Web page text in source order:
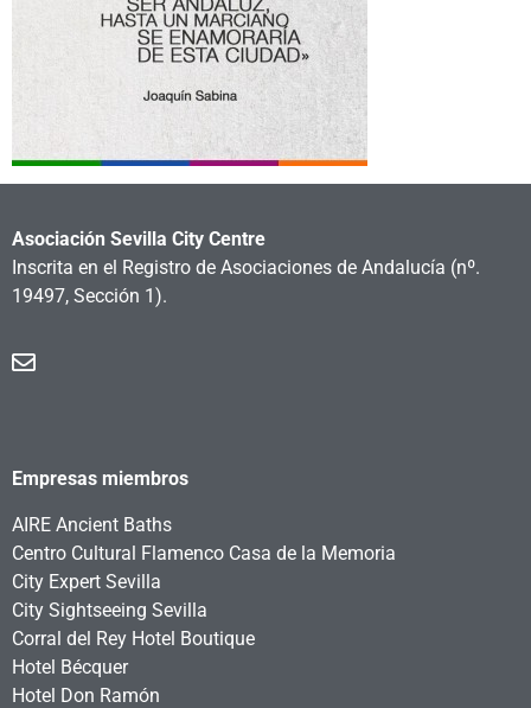
Asociación Sevilla City Centre
Inscrita en el Registro de Asociaciones de Andalucía (nº.
19497, Sección 1).
Empresas miembros
AIRE Ancient Baths
Centro Cultural Flamenco Casa de la Memoria
City Expert Sevilla
City Sightseeing Sevilla
Corral del Rey Hotel Boutique
Hotel Bécquer
Hotel Don Ramón